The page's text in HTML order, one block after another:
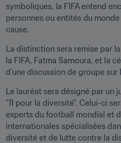
symboliques, la FIFA entend
personnes ou entités du
cause.
La distinction sera remise par
la FIFA, Fatma Samoura, et la
d’une discussion de groupe
Le lauréat sera désigné par un
"11 pour la diversité". Celui-ci
experts du football mondial et
internationales spécialisées
diversité et de lutte contre la